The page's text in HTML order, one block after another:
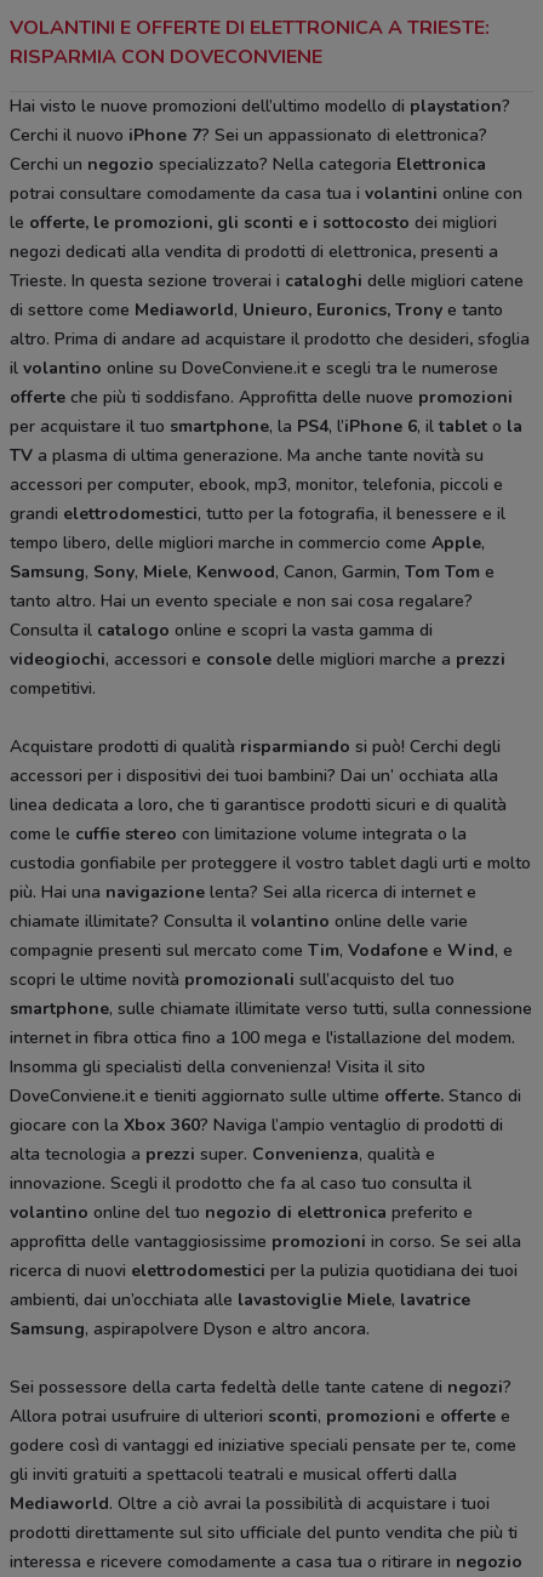
VOLANTINI E OFFERTE DI ELETTRONICA A TRIESTE:
RISPARMIA CON DOVECONVIENE
Hai visto le nuove promozioni dell’ultimo modello di playstation?
Cerchi il nuovo iPhone 7? Sei un appassionato di elettronica?
Cerchi un negozio specializzato? Nella categoria Elettronica
potrai consultare comodamente da casa tua i volantini online con
le offerte, le promozioni, gli sconti e i sottocosto dei migliori
negozi dedicati alla vendita di prodotti di elettronica, presenti a
Trieste. In questa sezione troverai i cataloghi delle migliori catene
di settore come Mediaworld, Unieuro, Euronics, Trony e tanto
altro. Prima di andare ad acquistare il prodotto che desideri, sfoglia
il volantino online su DoveConviene.it e scegli tra le numerose
offerte che più ti soddisfano. Approfitta delle nuove promozioni
per acquistare il tuo smartphone, la PS4, l’iPhone 6, iltablet o la
TV a plasma di ultima generazione. Ma anche tante novità su
accessori per computer, ebook, mp3, monitor, telefonia, piccoli e
grandi elettrodomestici, tutto per la fotografia, il benessere e il
tempo libero, delle migliori marche in commercio come Apple,
Samsung, Sony, Miele, Kenwood, Canon, Garmin, Tom Tom e
tanto altro. Hai un evento speciale e non sai cosa regalare?
Consulta il catalogo online e scopri la vasta gamma di
videogiochi, accessori e console delle migliori marche a prezzi
competitivi.
Acquistare prodotti di qualità risparmiando si può! Cerchi degli
accessori per i dispositivi dei tuoi bambini? Dai un’ occhiata alla
linea dedicata a loro, che ti garantisce prodotti sicuri e di qualità
come le cuffie stereo con limitazione volume integrata o la
custodia gonfiabile per proteggere il vostro tablet dagli urti e molto
più. Hai una navigazione lenta? Sei alla ricerca di internet e
chiamate illimitate? Consulta il volantino online delle varie
compagnie presenti sul mercato come Tim, Vodafone e Wind, e
scopri le ultime novità promozionali sull’acquisto del tuo
smartphone, sulle chiamate illimitate verso tutti, sulla connessione
internet in fibra ottica fino a 100 mega e l'istallazione del modem.
Insomma gli specialisti della convenienza! Visita il sito
DoveConviene.it e tieniti aggiornato sulle ultime offerte. Stanco di
giocare con la Xbox 360? Naviga l’ampio ventaglio di prodotti di
alta tecnologia a prezzi super. Convenienza, qualità e
innovazione. Scegli il prodotto che fa al caso tuo consulta il
volantino online del tuo negozio di elettronica preferito e
approfitta delle vantaggiosissime promozioni in corso. Se sei alla
ricerca di nuovi elettrodomestici per la pulizia quotidiana dei tuoi
ambienti, dai un’occhiata alle lavastoviglie Miele, lavatrice
Samsung, aspirapolvere Dyson e altro ancora.
Sei possessore della carta fedeltà delle tante catene di negozi?
Allora potrai usufruire di ulteriori sconti, promozioni e offerte e
godere così di vantaggi ed iniziative speciali pensate per te, come
gli inviti gratuiti a spettacoli teatrali e musical offerti dalla
Mediaworld. Oltre a ciò avrai la possibilità di acquistare i tuoi
prodotti direttamente sul sito ufficiale del punto vendita che più ti
interessa e ricevere comodamente a casa tua o ritirare in negozio